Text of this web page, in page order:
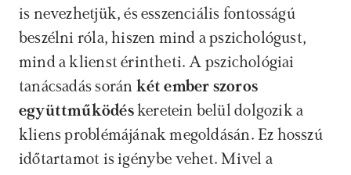
is nevezhetjük, és esszenciális fontosságú
beszélni róla, hiszen mind a pszichológust,
mind a klienst érintheti. A pszichológiai
tanácsadás során két ember szoros
együttműködés keretein belül dolgozik a
kliens problémájának megoldásán. Ez hosszú
időtartamot is igénybe vehet. Mivel a